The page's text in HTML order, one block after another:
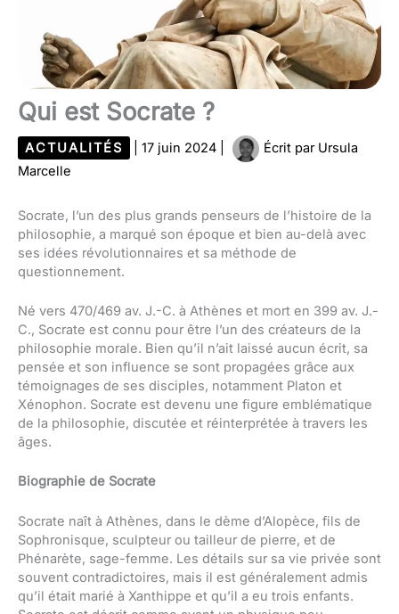
Qui est Socrate ?
ACTUALITÉS 17 juin 2024 Écrit par Ursula
Marcelle
Socrate, l’un des plus grands penseurs de l’histoire de la
philosophie, a marqué son époque et bien au-delà avec
ses idées révolutionnaires et sa méthode de
questionnement.
Né vers 470/469 av. J.-C. à Athènes et mort en 399 av. J.-
C., Socrate est connu pour être l’un des créateurs de la
philosophie morale. Bien qu’il n’ait laissé aucun écrit, sa
pensée et son influence se sont propagées grâce aux
témoignages de ses disciples, notamment Platon et
Xénophon. Socrate est devenu une figure emblématique
de la philosophie, discutée et réinterprétée à travers les
âges.
Biographie de Socrate
Socrate naît à Athènes, dans le dème d’Alopèce, fils de
Sophronisque, sculpteur ou tailleur de pierre, et de
Phénarète, sage-femme. Les détails sur sa vie privée sont
souvent contradictoires, mais il est généralement admis
qu’il était marié à Xanthippe et qu’il a eu trois enfants.